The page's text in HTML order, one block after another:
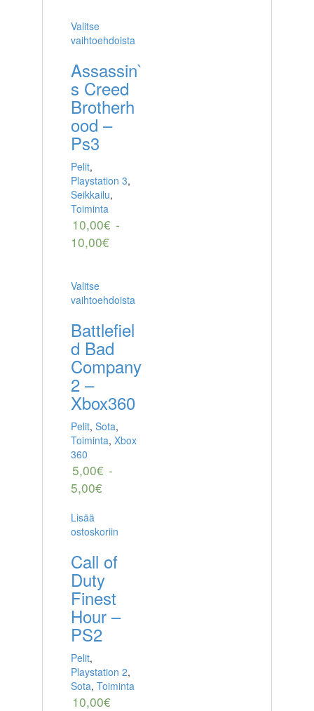
Valitse
vaihtoehdoista
Assassin`
s Creed
Brotherh
ood –
Ps3
Pelit,
Playstation 3,
Seikkailu,
Toiminta
10,00€ -
10,00€
Valitse
vaihtoehdoista
Battlefiel
d Bad
Company
2 –
Xbox360
Pelit, Sota,
Toiminta, Xbox
360
5,00€ -
5,00€
Lisää
ostoskoriin
Call of
Duty
Finest
Hour –
PS2
Pelit,
Playstation 2,
Sota, Toiminta
10,00€